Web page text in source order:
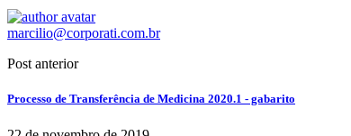
marcilio@corporati.com.br
Post anterior
Processo de Transferência de Medicina 2020.1 - gabarito